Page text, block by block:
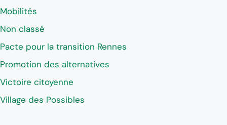
Mobilités
Non classé
Pacte pour la transition Rennes
Promotion des alternatives
Victoire citoyenne
Village des Possibles